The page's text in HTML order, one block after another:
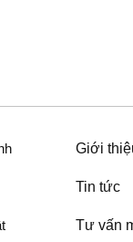
Giới
Tin tức
Tư vấn